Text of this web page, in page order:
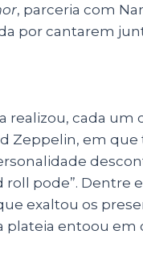
, parceria com
por cantarem
realizou, cada um
Zeppelin, em que
pode”. Dentre
exaltou os
plateia entoou em